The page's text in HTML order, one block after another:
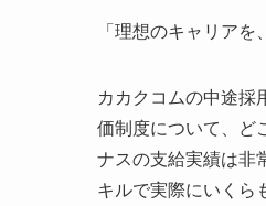
「理想のキャリア
カカクコムの中途採
価制度について、ど
ナスの支給実績は非
キルで実際にいくら